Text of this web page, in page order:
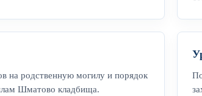
на родственную могилу и порядок
Шматово кладбища.